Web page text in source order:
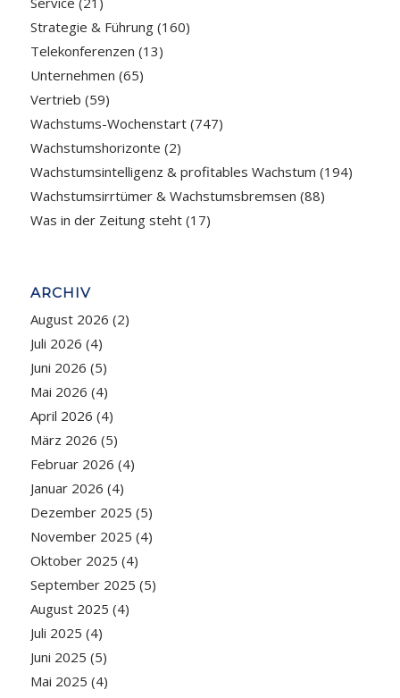
Strategie & Führung(160)
Telekonferenzen (13)
Unternehmen (65)
Vertrieb (59)
Wachstums-Wochenstart(747)
Wachstumshorizonte (2)
Wachstumsintelligenz & profitables Wachstum (194)
Wachstumsirrtümer & Wachstumsbremsen (88)
Was in der Zeitung steht(17)
ARCHIV
August 2026 (2)
Juli 2026 (4)
Juni 2026 (5)
Mai 2026 (4)
April 2026 (4)
März 2026 (5)
Februar 2026 (4)
Januar 2026 (4)
Dezember 2025 (5)
November 2025 (4)
Oktober 2025 (4)
September 2025 (5)
August 2025 (4)
Juli 2025 (4)
Juni 2025 (5)
Mai 2025 (4)